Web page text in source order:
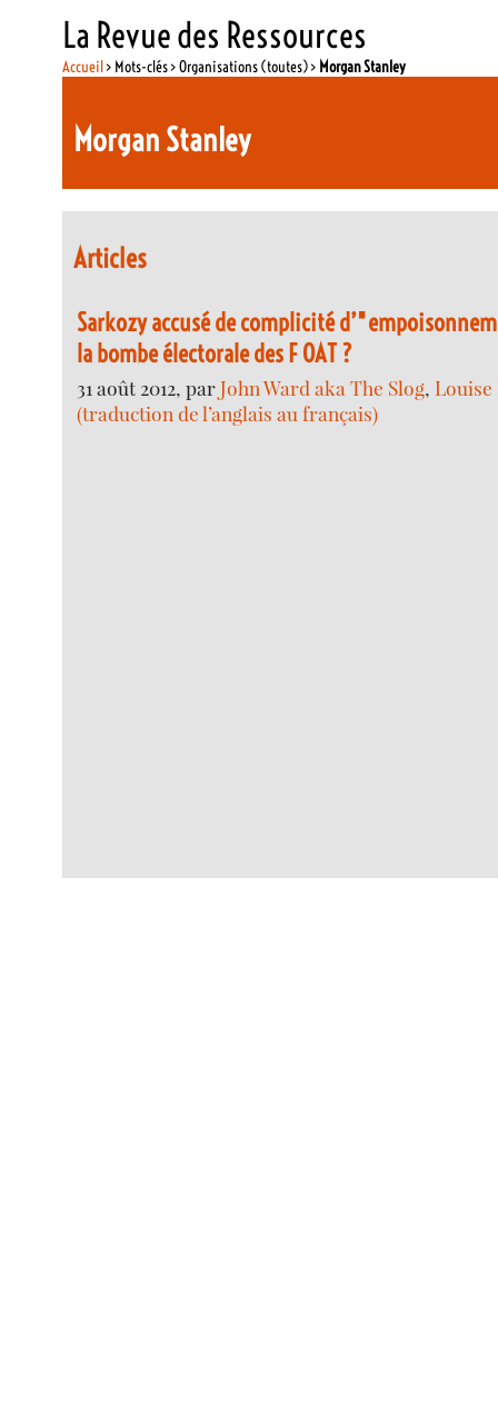
La Revue des Ressources
Accueil> Mots-clés > Organisations (toutes) > Morgan Stanley
Morgan Stanley
Articles
Sarkozy accusé de complicité
la bombe électorale des F OAT ?
31 août 2012, parJohn Ward aka The Slog,Louise
(traduction de l’anglais au français)